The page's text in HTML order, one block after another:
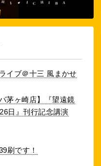
イブ＠十三 風まかせ
茅ヶ崎店】『望遠鏡
日』刊行記念講演
刷です！